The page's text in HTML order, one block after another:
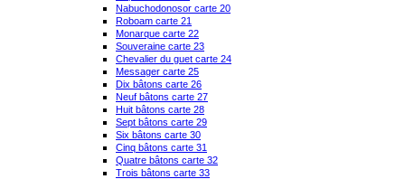
Nabuchodonosor carte 20
Roboam carte 21
Monarque carte 22
Souveraine carte 23
Chevalier du guet carte 24
Messager carte 25
Dix bâtons carte 26
Neuf bâtons carte 27
Huit bâtons carte 28
Sept bâtons carte 29
Six bâtons carte 30
Cinq bâtons carte 31
Quatre bâtons carte 32
Trois bâtons carte 33